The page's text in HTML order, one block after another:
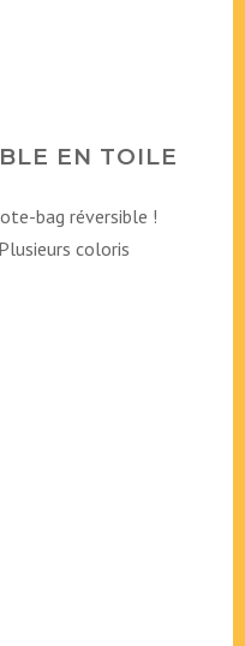
EN TOILE
bag réversible !
coloris